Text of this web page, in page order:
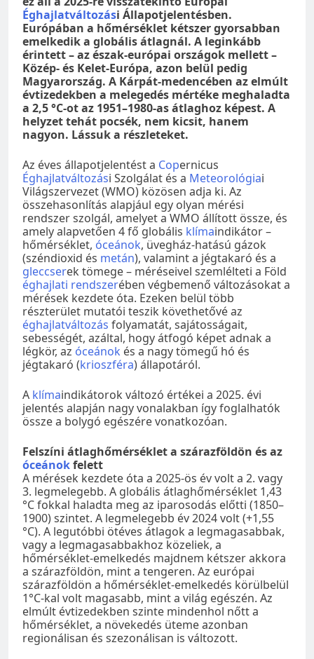
Éghajlatváltozási Állapotjelentésben.
Európában a hőmérséklet kétszer gyorsabban
emelkedik a globális átlagnál. A leginkább
érintett – az észak-európai országok mellett –
Közép- és Kelet-Európa, azon belül pedig
Magyarország. A Kárpát-medencében az elmúlt
évtizedekben a melegedés mértéke meghaladta
a 2,5 °C-ot az 1951–1980-as átlaghoz képest. A
helyzet tehát pocsék, nem kicsit, hanem
nagyon. Lássuk a részleteket.
Az éves állapotjelentést a Copernicus
Éghajlatváltozási Szolgálat és a Meteorológiai
Világszervezet (WMO) közösen adja ki. Az
összehasonlítás alapjául egy olyan mérési
rendszer szolgál, amelyet a WMO állított össze, és
amely alapvetően 4 fő globális klímaindikátor –
hőmérséklet, óceánok, üvegház-hatású gázok
(széndioxid és metán), valamint a jégtakaró és a
gleccserek tömege – méréseivel szemlélteti a Föld
éghajlati rendszerében végbemenő változásokat a
mérések kezdete óta. Ezeken belül több
részterület mutatói teszik követhetővé az
éghajlatváltozás folyamatát, sajátosságait,
sebességét, azáltal, hogy átfogó képet adnak a
légkör, az óceánok és a nagy tömegű hó és
jégtakaró (krioszféra) állapotáról.
A klímaindikátorok változó értékei a 2025. évi
jelentés alapján nagy vonalakban így foglalhatók
össze a bolygó egészére vonatkozóan.
Felszíni átlaghőmérséklet a szárazföldön és az
óceánokfelett
A mérések kezdete óta a 2025-ös év volt a 2. vagy
3. legmelegebb. A globális átlaghőmérséklet 1,43
°C fokkal haladta meg az iparosodás előtti (1850–
1900) szintet. A legmelegebb év 2024 volt (+1,55
°C). A legutóbbi ötéves átlagok a legmagasabbak,
vagy a legmagasabbakhoz közeliek, a
hőmérséklet-emelkedés majdnem kétszer akkora
a szárazföldön, mint a tengeren. Az európai
szárazföldön a hőmérséklet-emelkedés körülbelül
1°C-kal volt magasabb, mint a világ egészén. Az
elmúlt évtizedekben szinte mindenhol nőtt a
hőmérséklet, a növekedés üteme azonban
regionálisan és szezonálisan is változott.